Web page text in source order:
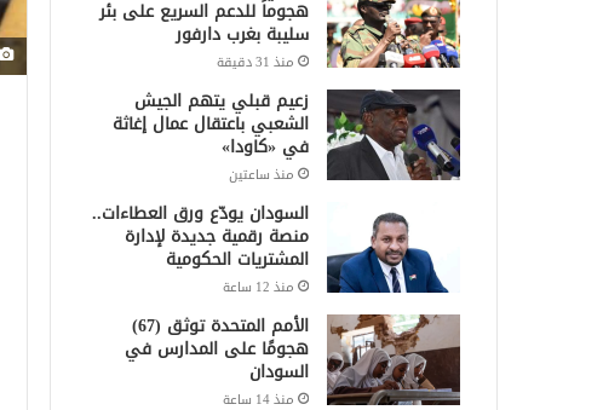
هجوماً للدعم السريع على بئر
سليبة بغرب دارفور
منذ 31 دقيقة
زعيم قبلي يتهم الجيش
الشعبي باعتقال عمال إغاثة
في «كاودا»
منذ ساعتين
السودان يودّع ورق العطاءات..
منصة رقمية جديدة لإدارة
المشتريات الحكومية
منذ 12 ساعة
الأمم المتحدة توثق (67)
هجومًا على المدارس في
السودان
منذ 14 ساعة